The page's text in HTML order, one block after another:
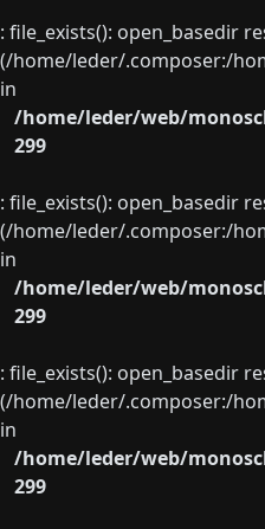
: file_exists(): open_basedir
(/home/leder/.composer:/
in
/home/leder/web/
299
: file_exists(): open_basedir
(/home/leder/.composer:/
in
/home/leder/web/
299
: file_exists(): open_basedir
(/home/leder/.composer:/
in
/home/leder/web/
299